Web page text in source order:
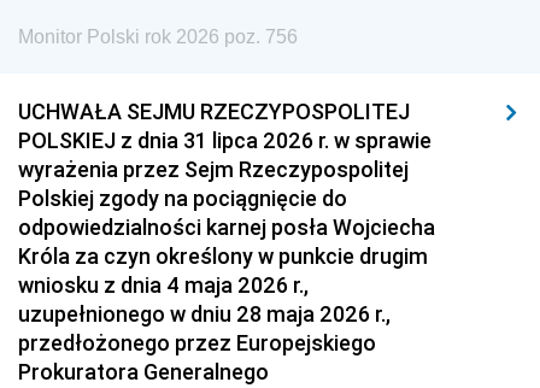
Monitor Polski rok 2026 poz. 756
UCHWAŁA SEJMU RZECZYPOSPOLITEJ
POLSKIEJ z dnia 31 lipca 2026 r. w sprawie
wyrażenia przez Sejm Rzeczypospolitej
Polskiej zgody na pociągnięcie do
odpowiedzialności karnej posła Wojciecha
Króla za czyn określony w punkcie drugim
wniosku z dnia 4 maja 2026 r.,
uzupełnionego w dniu 28 maja 2026 r.,
przedłożonego przez Europejskiego
Prokuratora Generalnego